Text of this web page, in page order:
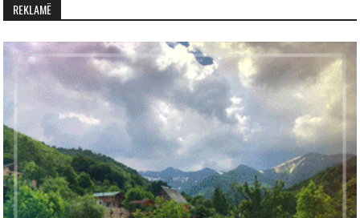
REKLAMË